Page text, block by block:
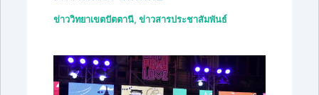
ข่าววิทยาเขตปัตตานี, ข่าวสารประชาสัมพันธ์